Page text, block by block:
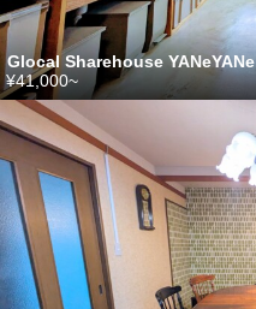
Glocal Sharehouse YANeYANe
¥41,000~